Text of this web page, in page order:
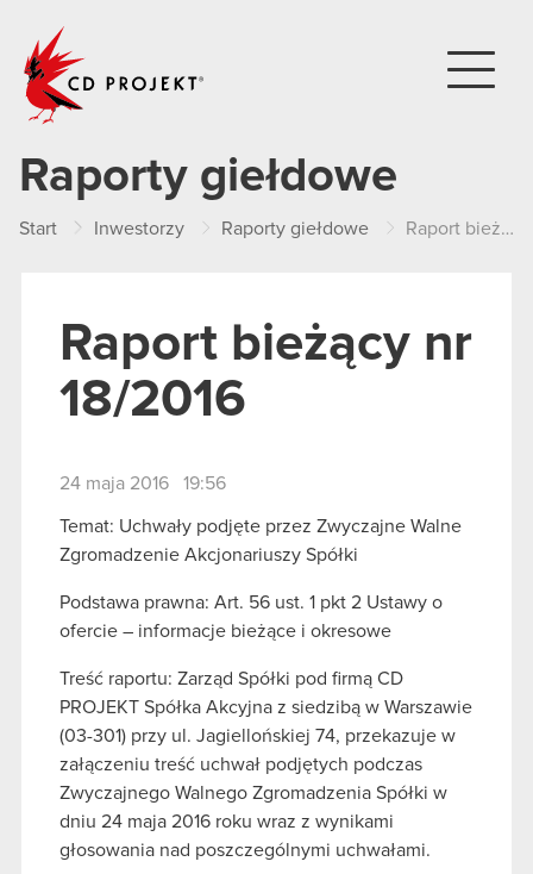
Raporty giełdowe
Start Inwestorzy Raporty giełdowe Raport bieżący nr 18/2016
Raport bieżący nr
18/2016
24 maja 2016 19:56
Temat: Uchwały podjęte przez Zwyczajne Walne
Zgromadzenie Akcjonariuszy Spółki
Podstawa prawna: Art. 56 ust. 1 pkt 2 Ustawy o
ofercie – informacje bieżące i okresowe
Treść raportu: Zarząd Spółki pod firmą CD
PROJEKT Spółka Akcyjna z siedzibą w Warszawie
(03-301) przy ul. Jagiellońskiej 74, przekazuje w
załączeniu treść uchwał podjętych podczas
Zwyczajnego Walnego Zgromadzenia Spółki w
dniu 24 maja 2016 roku wraz z wynikami
głosowania nad poszczególnymi uchwałami.